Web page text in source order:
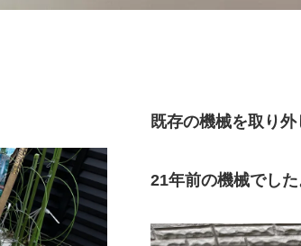
既存の機械を取り外
21年前の機械でした